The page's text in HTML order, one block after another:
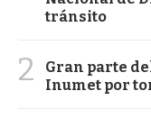
tránsito
2
Gran parte
Inumet por